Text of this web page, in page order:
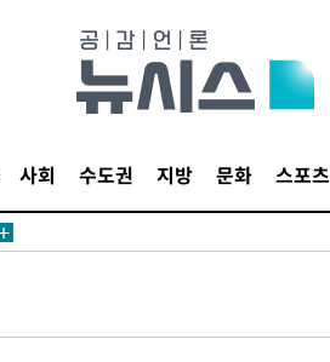
사회 수도권 지방 문화 스포츠